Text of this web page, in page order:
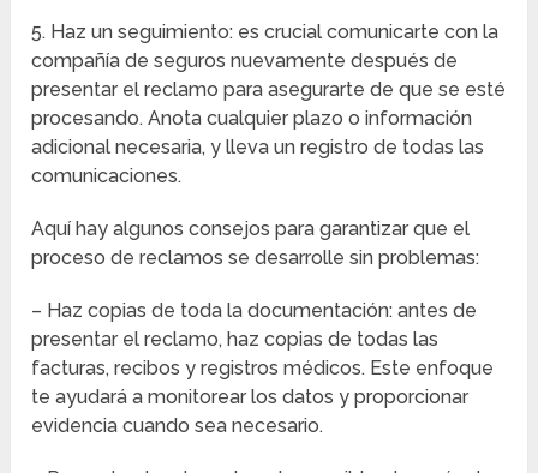
5. Haz un seguimiento: es crucial comunicarte con la
compañía de seguros nuevamente después de
presentar el reclamo para asegurarte de que se esté
procesando. Anota cualquier plazo o información
adicional necesaria, y lleva un registro de todas las
comunicaciones.
Aquí hay algunos consejos para garantizar que el
proceso de reclamos se desarrolle sin problemas:
– Haz copias de toda la documentación: antes de
presentar el reclamo, haz copias de todas las
facturas, recibos y registros médicos. Este enfoque
te ayudará a monitorear los datos y proporcionar
evidencia cuando sea necesario.